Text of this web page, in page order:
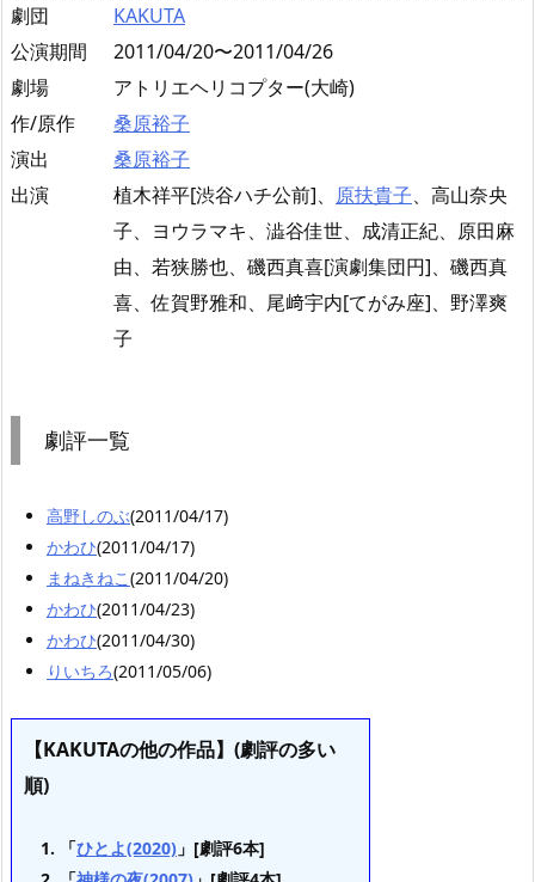
劇団
KAKUTA
公演期間
2011/04/20〜2011/04/26
劇場
アトリエヘリコプター(大崎)
作/原作
桑原裕子
演出
桑原裕子
出演
植木祥平[渋谷ハチ公前]、 原扶貴子、高山奈央
子、ヨウラマキ、澁谷佳世、成清正紀、原田麻
由、若狭勝也、磯西真喜[演劇集団円]、磯西真
喜、佐賀野雅和、尾﨑宇内[てがみ座]、野澤爽
子
劇評一覧
高野しのぶ(2011/04/17)
かわひ(2011/04/17)
まねきねこ(2011/04/20)
かわひ(2011/04/23)
かわひ(2011/04/30)
りいちろ(2011/05/06)
【KAKUTAの他の作品】(劇評の多い
順)
「ひとよ(2020) 」[劇評6本]